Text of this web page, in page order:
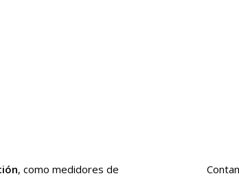
, como medidores de